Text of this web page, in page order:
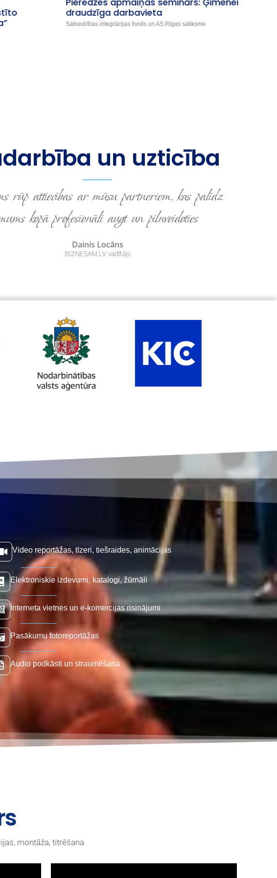
2025”
Nodarbinātības valsts aģentūra
un uzticība
rūp attiecības ar mūsu partneriem, kas palīdz
kopā profesionāli augt un pilnveidoties
Dainis Locāns
BIZNESAM.LV vadītājs
Video reportāžas, tīzeri, tiešraides, animācijas
Elektroniskie izdevumi, katalogi, žūrnāli
Interneta vietnes un e-komercijas risinājumi
Pasākumu fotoreportāžas
Audio podkāsti un straumēšana
montāža, titrēšana